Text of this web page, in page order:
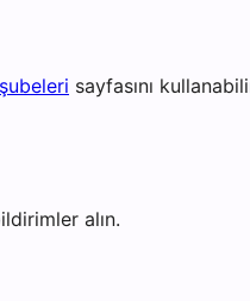
şubeleri sayfasını
alın.